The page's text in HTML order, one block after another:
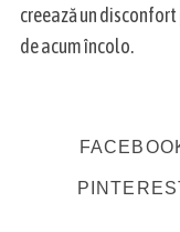
creează un
de acum încolo.